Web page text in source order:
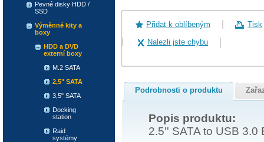
Přidat k oblíbeným
Tisk
Nalezli jste chybu
Podrobnosti o produktu
Popis produktu:
2.5'' SATA to USB 3.0
Pevné disky HDD /
SSD
Výměnné kity a
boxy
HDD a DVD
externí boxy
M.2 SATA
2,5" SATA
3,5" SATA
Docking
station
Raid
systémy